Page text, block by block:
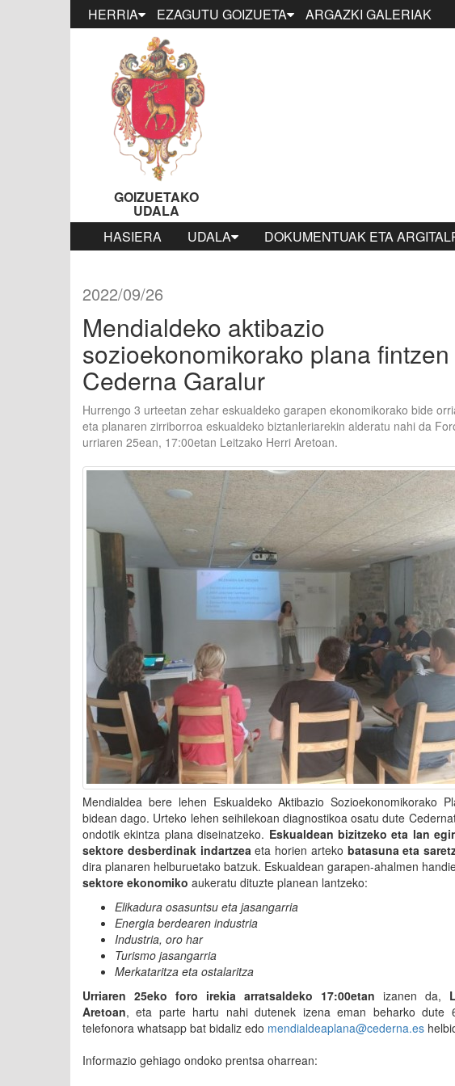
HERRIA EZAGUTU GOIZUETA ARGAZKI GALERIAK
GOIZUETAKO
UDALA
HASIERA
UDALA DOKUMENTUAK ETA
2022/09/26
Mendialdeko aktibazio
sozioekonomikorako plana
Cederna Garalur
Hurrengo 3 urteetan zehar eskualdeko garapen ekonomikorako bide
eta planaren zirriborroa eskualdeko biztanleriarekin alderatu nahi da
urriaren 25ean, 17:00etan Leitzako Herri Aretoan.
Mendialdea bere lehen Eskualdeko Aktibazio Sozioekonomikorako
bidean dago. Urteko lehen seihilekoan diagnostikoa osatu dute
ondotik ekintza plana diseinatzeko. Eskualdean bizitzeko eta lan
sektore desberdinak indartzeaeta horien arteko batasuna eta
dira planaren helburuetako batzuk. Eskualdean garapen-ahalmen
sektore ekonomiko aukeratu dituzte planean lantzeko:
Elikadura osasuntsu eta jasangarria
Energia berdearen industria
Industria, oro har
Turismo jasangarria
Merkataritza eta ostalaritza
Urriaren 25eko foro irekia arratsaldeko 17:00etan izanen da,
Aretoan, eta parte hartu nahi dutenek izena eman beharko dute
telefonora whatsapp bat bidaliz edo mendialdeaplana@cederna.es
Informazio gehiago ondoko prentsa oharrean: